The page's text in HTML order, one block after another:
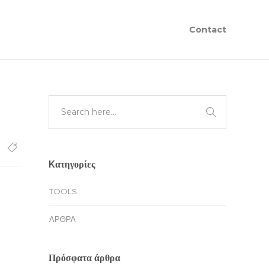
Contact
Kατηγορίες
TOOLS
ΆΡΘΡΑ
Πρόσφατα άρθρα